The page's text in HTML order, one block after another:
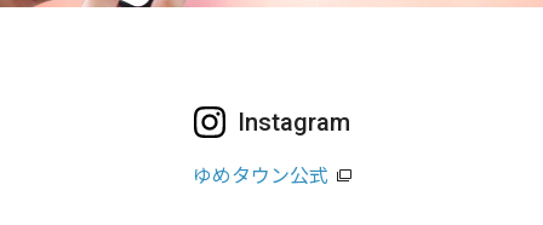
Instagram
ゆめタウン公式